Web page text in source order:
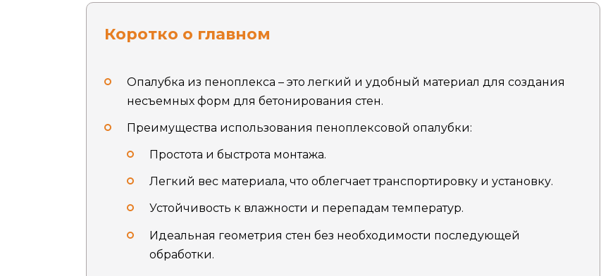
Коротко о главном
Опалубка из пеноплекса – это легкий и удобный материал для создания
несъемных форм для бетонирования стен.
Преимущества использования пеноплексовой опалубки:
Простота и быстрота монтажа.
Легкий вес материала, что облегчает транспортировку и установку.
Устойчивость к влажности и перепадам температур.
Идеальная геометрия стен без необходимости последующей
обработки.